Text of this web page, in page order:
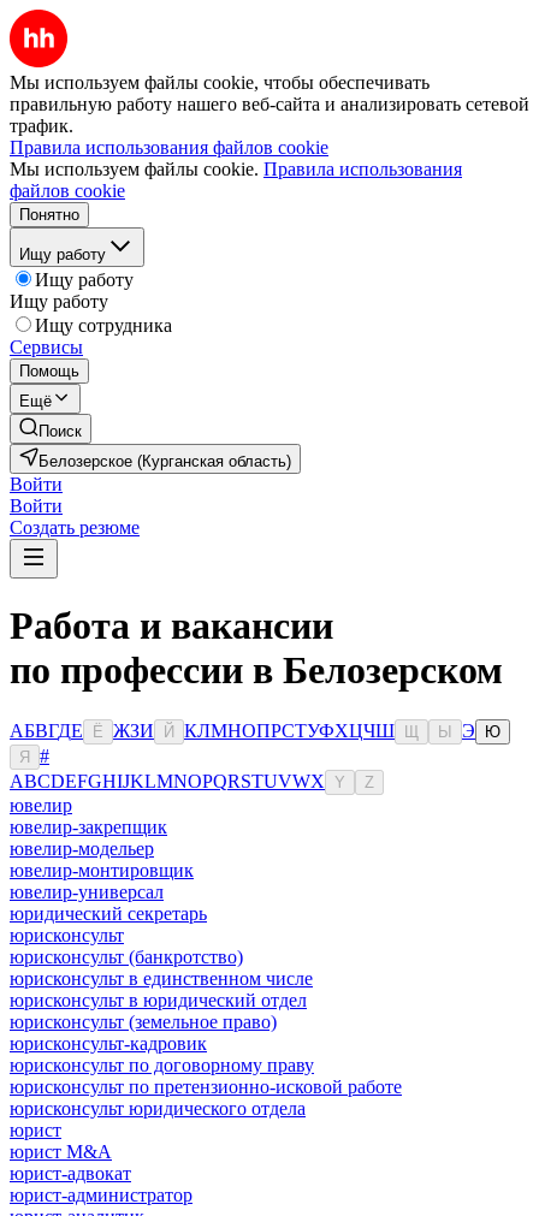
Мы используем файлы cookie, чтобы обеспечивать
правильную работу нашего веб-сайта и анализировать сетевой
трафик.
Правила использования файлов cookie
Мы используем файлы cookie. Правила использования
файлов cookie
Понятно
Ищу работу
Ищу работу
Ищу работу
Ищу сотрудника
Сервисы
Помощь
Ещё
Поиск
Белозерское (Курганская область)
Войти
Войти
Создать резюме
Работа и вакансии
по профессии в Белозерском
АБВГДЕ Ё ЖЗИ Й КЛМНОПРСТУФХЦЧШ Ы Э
Ю
Я
#
ABCDEFGHIJKLMNOPQRSTUVWX Y Z
ювелир
ювелир-закрепщик
ювелир-модельер
ювелир-монтировщик
ювелир-универсал
юридический секретарь
юрисконсульт
юрисконсульт (банкротство)
юрисконсульт в единственном числе
юрисконсульт в юридический отдел
юрисконсульт (земельное право)
юрисконсульт-кадровик
юрисконсульт по договорному праву
юрисконсульт по претензионно-исковой работе
юрисконсульт юридического отдела
юрист
юрист M&A
юрист-адвокат
юрист-администратор